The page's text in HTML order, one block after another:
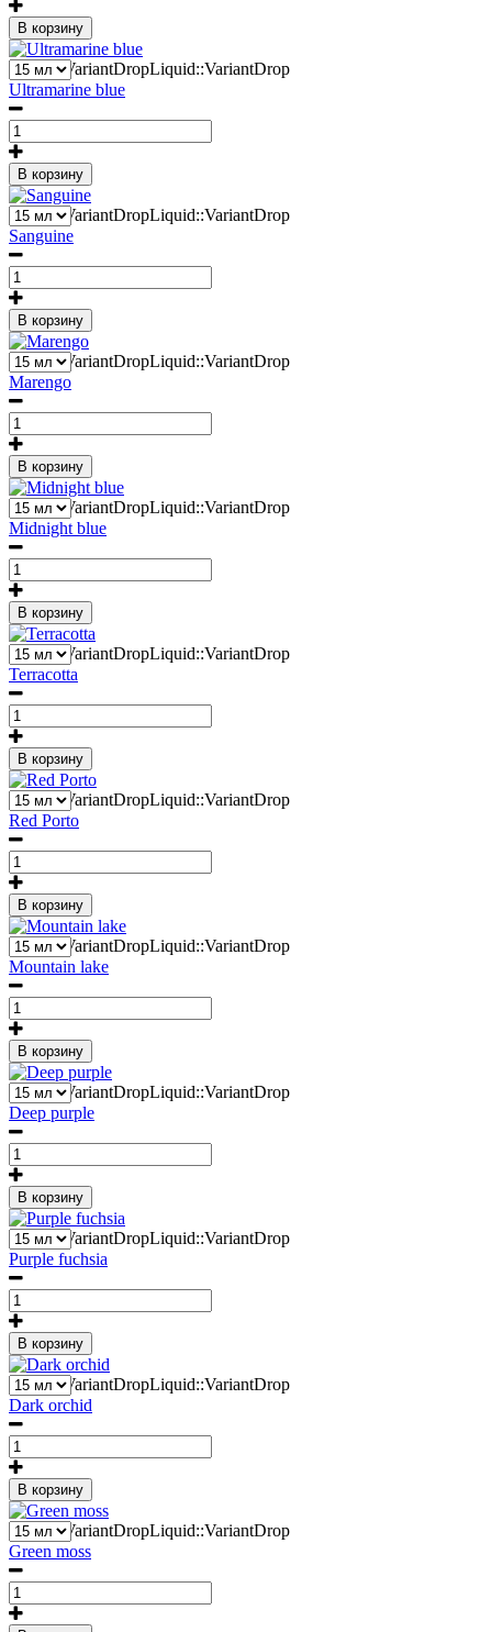
В корзину
2Liquid::VariantDropLiquid::VariantDrop
Ultramarine blue
В корзину
2Liquid::VariantDropLiquid::VariantDrop
Sanguine
В корзину
2Liquid::VariantDropLiquid::VariantDrop
Marengo
В корзину
2Liquid::VariantDropLiquid::VariantDrop
Midnight blue
В корзину
2Liquid::VariantDropLiquid::VariantDrop
Terracotta
В корзину
2Liquid::VariantDropLiquid::VariantDrop
Red Porto
В корзину
2Liquid::VariantDropLiquid::VariantDrop
Mountain lake
В корзину
2Liquid::VariantDropLiquid::VariantDrop
Deep purple
В корзину
2Liquid::VariantDropLiquid::VariantDrop
Purple fuchsia
В корзину
2Liquid::VariantDropLiquid::VariantDrop
Dark orchid
В корзину
2Liquid::VariantDropLiquid::VariantDrop
Green moss